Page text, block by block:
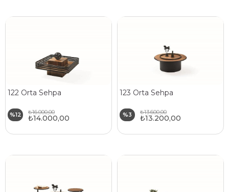
122 Orta Sehpa
%12 ₺14.000,00
₺16.000,00
123 Orta Sehpa
%3 ₺13.200,00
₺13.600,00